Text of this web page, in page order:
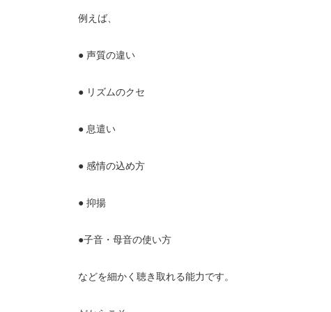
例えば、
● 声質の違い
● リズムのクセ
● 息遣い
● 感情の込め方
● 抑揚
●子音・母音の使い方
などを細かく聴き取れる能力です。